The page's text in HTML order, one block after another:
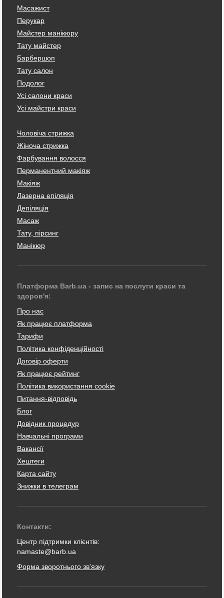
Масажист
Перукар
Майстер манікюру
Тату майстер
Барбершоп
Тату салон
Подолог
Усі салони краси
Усі майстри краси
Чоловіча стрижка
Жіноча стрижка
Фарбування волосся
Перманентний макіяж
Макіяж
Лазерна епіляція
Депіляція
Масаж
Тату, пірсинг
Манікюр
Платформа Barb.ua - запис на послуги краси та
здоров'я:
Про нас
Як працює платформа
Тарифи
Політика конфіденційності
Договір оферти
Як працює рейтинг
Політика використання cookie
Питання-відповідь
Блог
Довідник процедур
Навчальні програми
Вакансії
Хештеги
Карта сайту
Знижки в телеграм
Контакти:
Центр підтримки клієнтів:
namaste@barb.ua
Форма зворотнього зв'язку